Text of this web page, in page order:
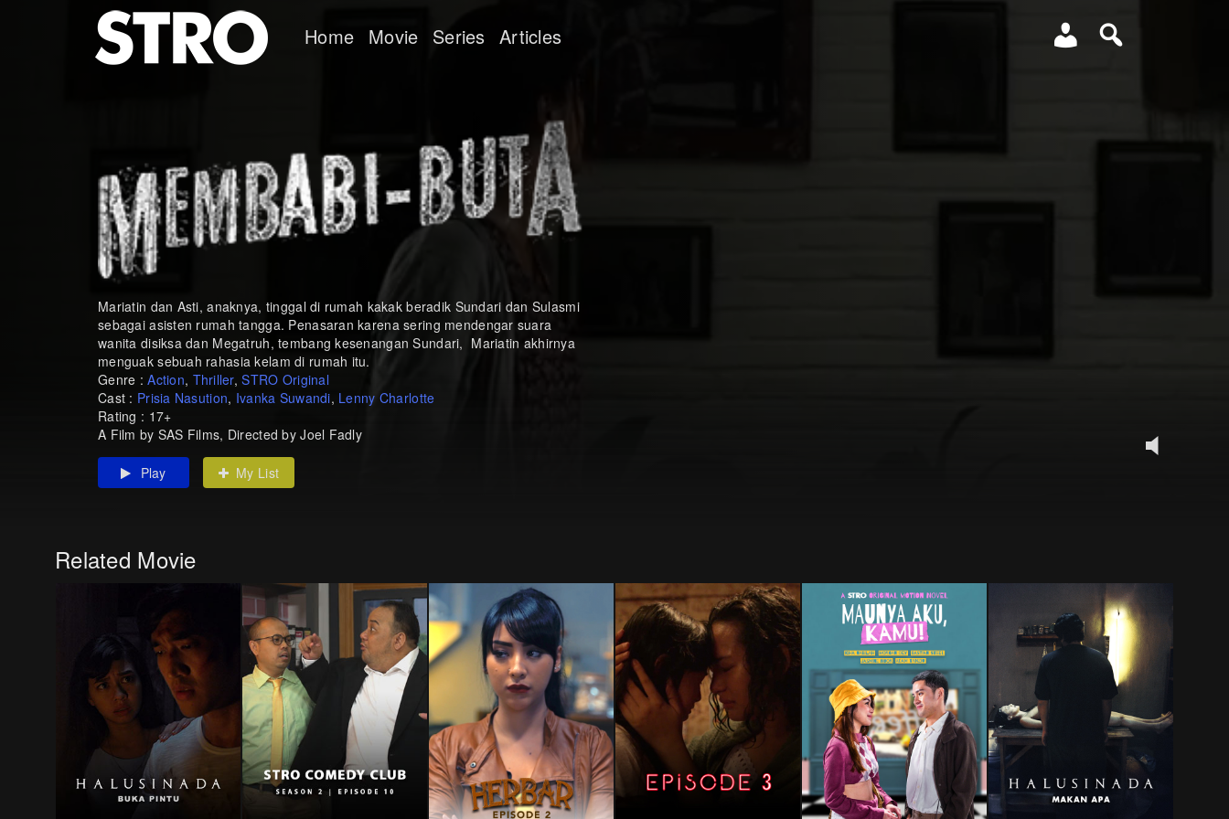
Home Movie Series Articles
Mariatin dan Asti, anaknya, tinggal di rumah kakak beradik Sundari dan Sulasmi
sebagai asisten rumah tangga. Penasaran karena sering mendengar suara
wanita disiksa dan Megatruh, tembang kesenangan Sundari, Mariatin akhirnya
menguak sebuah rahasia kelam di rumah itu.
Genre :Action, Thriller,STRO Original
Cast : Prisia Nasution, Ivanka Suwandi, Lenny Charlotte
Rating : 17+
A Film by SAS Films, Directed by Joel Fadly
Play My List
Related Movie